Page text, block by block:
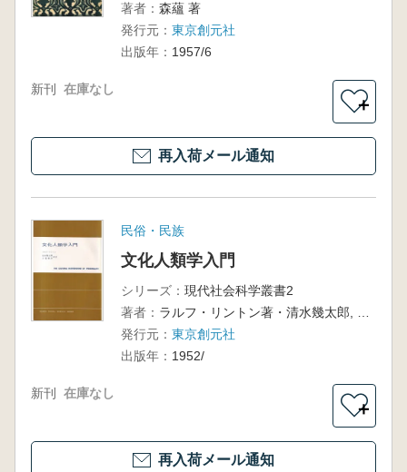
著者： 森蘊 著
発行元： 東京創元社
出版年： 1957/6
新刊 在庫なし
＋
再入荷メール通知
民俗・民族
文化人類学入門
シリーズ： 現代社会科学叢書2
著者：
発行元： 東京創元社
出版年： 1952/
新刊 在庫なし
＋
再入荷メール通知